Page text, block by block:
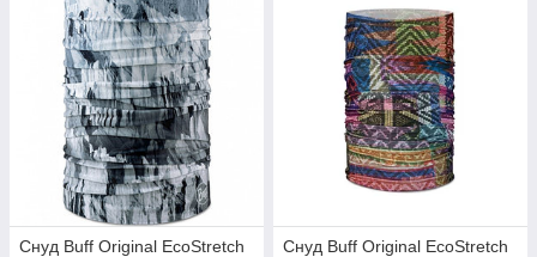
Снуд Buff Original EcoStretch
Снуд Buff Original EcoStretch